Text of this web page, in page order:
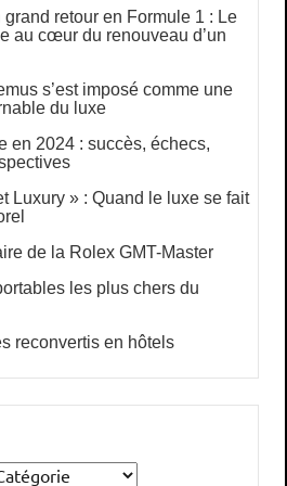
grand retour en Formule 1 : Le
au cœur du renouveau d’un
s’est imposé comme une
du luxe
en 2024 : succès, échecs,
Luxury » : Quand le luxe se fait
de la Rolex GMT-Master
les plus chers du
reconvertis en hôtels